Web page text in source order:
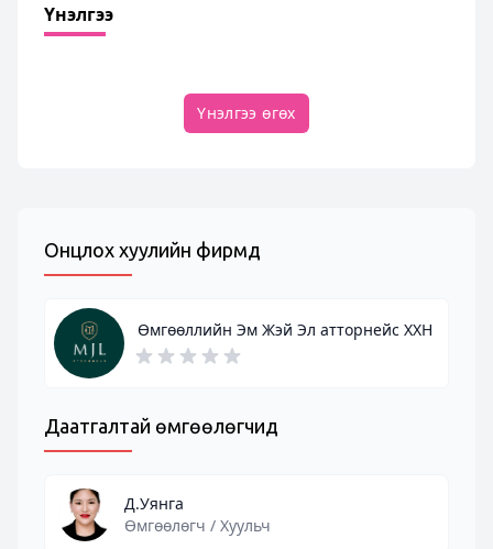
Үнэлгээ
Үнэлгээ өгөх
Онцлох хуулийн фирмүүд
Өмгөөллийн Эм Жэй Эл атторнейс ХХН
Даатгалтай өмгөөлөгчид
Д.Уянга
Өмгөөлөгч / Хуульч